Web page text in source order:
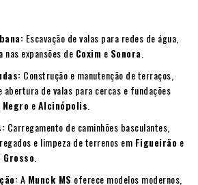
Escavação de valas para redes de água,
expansões de Coxim e Sonora
Construção e manutenção de terraços,
abertura de valas para cercas e fundações
Negro eAlcinópolis
Carregamento de caminhões basculantes,
e limpeza de terrenos em Figueirão e
Grosso
A Munck MS oferece modelos modernos,